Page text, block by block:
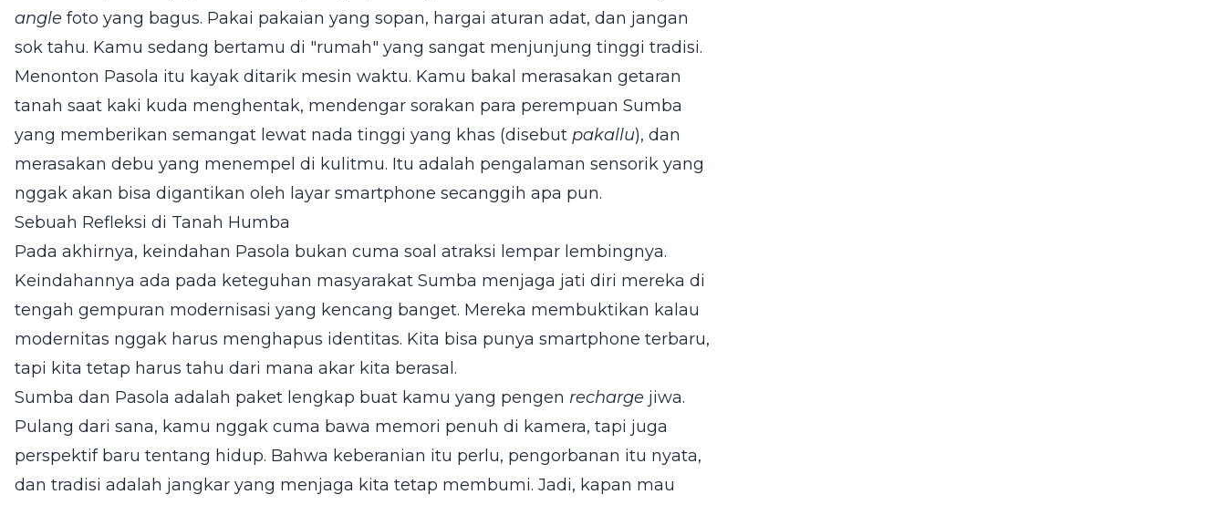
angle foto yang bagus. Pakai pakaian yang sopan, hargai aturan adat, dan jangan
sok tahu. Kamu sedang bertamu di "rumah" yang sangat menjunjung tinggi tradisi.
Menonton Pasola itu kayak ditarik mesin waktu. Kamu bakal merasakan getaran
tanah saat kaki kuda menghentak, mendengar sorakan para perempuan Sumba
yang memberikan semangat lewat nada tinggi yang khas (disebut pakallu), dan
merasakan debu yang menempel di kulitmu. Itu adalah pengalaman sensorik yang
nggak akan bisa digantikan oleh layar smartphone secanggih apa pun.
Sebuah Refleksi di Tanah Humba
Pada akhirnya, keindahan Pasola bukan cuma soal atraksi lempar lembingnya.
Keindahannya ada pada keteguhan masyarakat Sumba menjaga jati diri mereka di
tengah gempuran modernisasi yang kencang banget. Mereka membuktikan kalau
modernitas nggak harus menghapus identitas. Kita bisa punya smartphone terbaru,
tapi kita tetap harus tahu dari mana akar kita berasal.
Sumba dan Pasola adalah paket lengkap buat kamu yang pengen recharge jiwa.
Pulang dari sana, kamu nggak cuma bawa memori penuh di kamera, tapi juga
perspektif baru tentang hidup. Bahwa keberanian itu perlu, pengorbanan itu nyata,
dan tradisi adalah jangkar yang menjaga kita tetap membumi. Jadi, kapan mau